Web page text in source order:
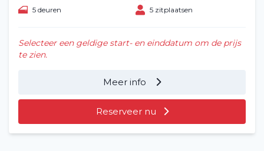
5 deuren
5 zitplaatsen
Selecteer een geldige start- en einddatum om de prijs
te zien.
Meer info
Reserveer nu